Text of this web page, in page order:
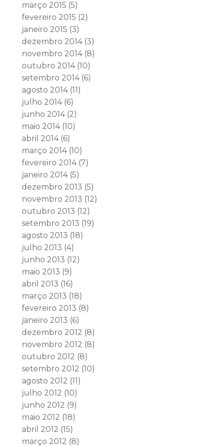
março 2015 (5)
fevereiro 2015 (2)
janeiro 2015 (3)
dezembro 2014(3)
novembro 2014(8)
outubro 2014(10)
setembro 2014(6)
agosto 2014(11)
julho 2014(6)
junho 2014(2)
maio 2014(10)
abril 2014(6)
março 2014(10)
fevereiro 2014(7)
janeiro 2014(5)
dezembro 2013 (5)
novembro 2013 (12)
outubro 2013 (12)
setembro 2013 (19)
agosto 2013 (18)
julho 2013 (4)
junho 2013 (12)
maio 2013 (9)
abril 2013 (16)
março 2013 (18)
fevereiro 2013 (8)
janeiro 2013 (6)
dezembro 2012 (8)
novembro 2012 (8)
outubro 2012 (8)
setembro 2012 (10)
agosto 2012 (11)
julho 2012 (10)
junho 2012 (9)
maio 2012 (18)
abril 2012 (15)
março 2012 (8)